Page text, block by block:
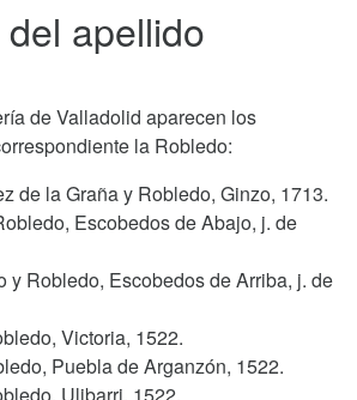
apellido
de Valladolid aparecen los
la Robledo:
de la Graña y Robledo, Ginzo, 1713.
Escobedos de Abajo, j. de
y Robledo, Escobedos de Arriba, j. de
Victoria, 1522.
Puebla de Arganzón, 1522.
Ulibarri, 1522.